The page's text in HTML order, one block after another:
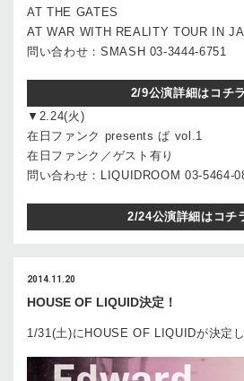
AT THE GATES
AT WAR WITH REALITY TOUR IN
問い合わせ：SMASH 03-3444-6751
2/9公演詳細はコチ
▼2.24(火)
在日ファンク presents ば vol.1
在日ファンク／ゲスト有り
問い合わせ：LIQUIDROOM 03-5464-
2/24公演詳細はコチ
2014.11.20
HOUSE OF LIQUID決定！
1/31(土)にHOUSE OF LIQUIDが決定し